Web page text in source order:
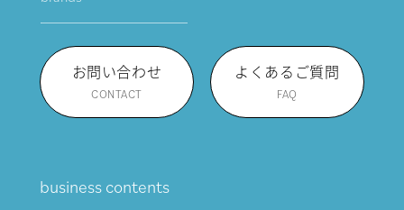
お問い合わせ
CONTACT
よくあるご質問
FAQ
business contents